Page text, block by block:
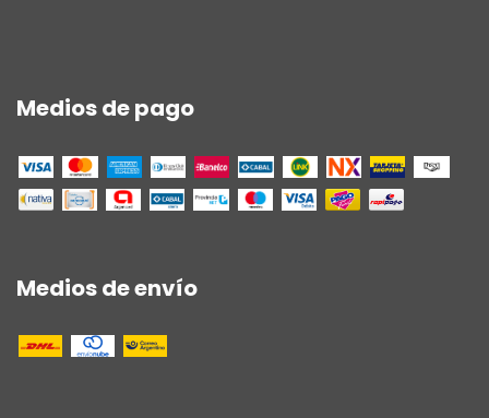
Medios de pago
Medios de envío